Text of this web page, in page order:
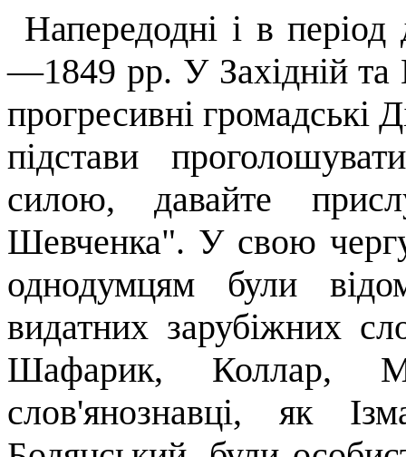
Напередодні і в
—1849 рр. У Західній та
прогресивні громадські
підстави
силою, давайте
Шевченка". У свою
однодумцям були
видатних зарубіжних
Шафарик, Коллар,
слов'янознавці, як